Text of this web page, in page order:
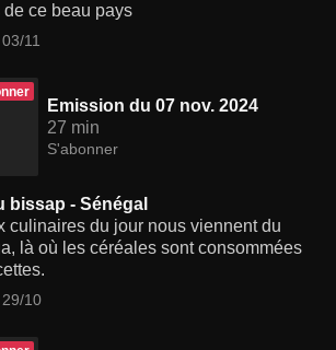
ce beau pays
11
Emission du 07 nov. 2024
27 min
S'abonner
bissap - Sénégal
culinaires du jour nous viennent du
là où les céréales sont consommées
10